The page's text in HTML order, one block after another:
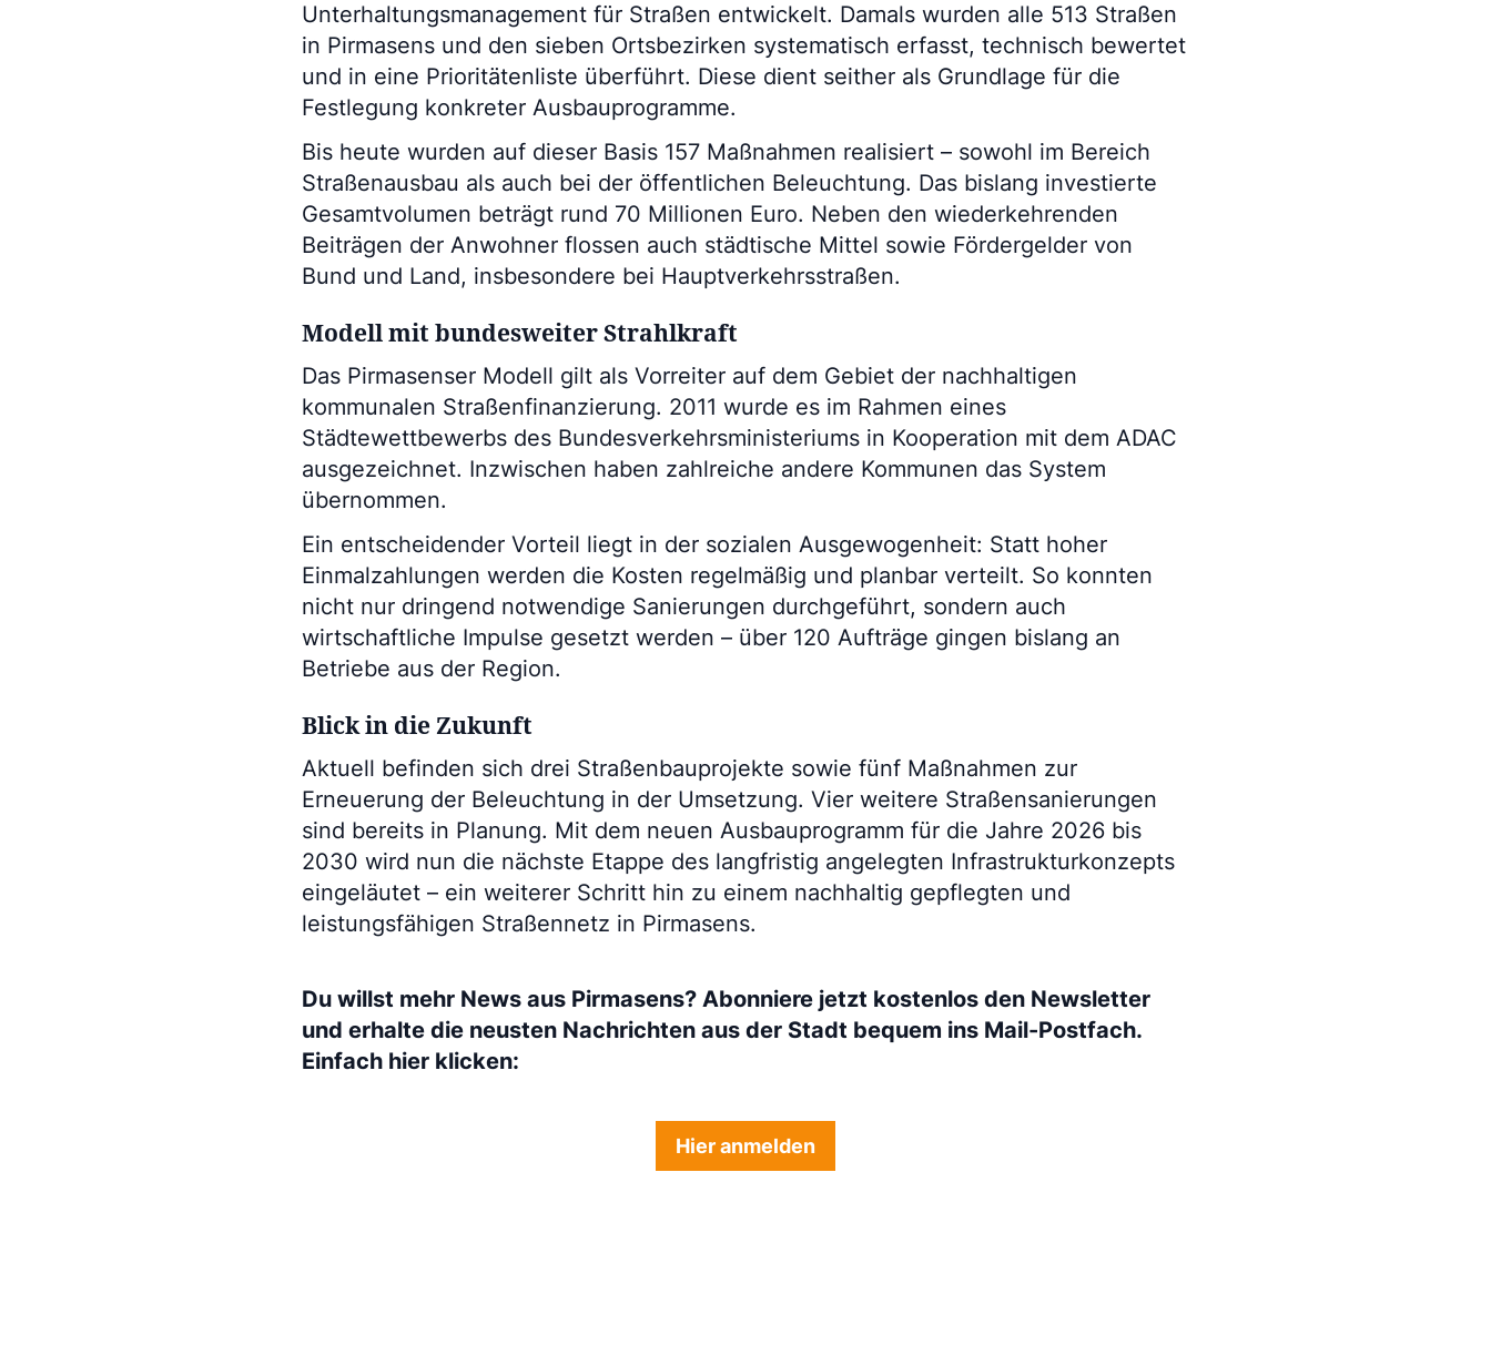
Unterhaltungsmanagement für Straßen entwickelt. Damals wurden alle 513 Straßen
in Pirmasens und den sieben Ortsbezirken systematisch erfasst, technisch bewertet
und in eine Prioritätenliste überführt. Diese dient seither als Grundlage für die
Festlegung konkreter Ausbauprogramme.
Bis heute wurden auf dieser Basis 157 Maßnahmen realisiert – sowohl im Bereich
Straßenausbau als auch bei der öffentlichen Beleuchtung. Das bislang investierte
Gesamtvolumen beträgt rund 70 Millionen Euro. Neben den wiederkehrenden
Beiträgen der Anwohner flossen auch städtische Mittel sowie Fördergelder von
Bund und Land, insbesondere bei Hauptverkehrsstraßen.
Modell mit bundesweiter Strahlkraft
Das Pirmasenser Modell gilt als Vorreiter auf dem Gebiet der nachhaltigen
kommunalen Straßenfinanzierung. 2011 wurde es im Rahmen eines
Städtewettbewerbs des Bundesverkehrsministeriums in Kooperation mit dem ADAC
ausgezeichnet. Inzwischen haben zahlreiche andere Kommunen das System
übernommen.
Ein entscheidender Vorteil liegt in der sozialen Ausgewogenheit: Statt hoher
Einmalzahlungen werden die Kosten regelmäßig und planbar verteilt. So konnten
nicht nur dringend notwendige Sanierungen durchgeführt, sondern auch
wirtschaftliche Impulse gesetzt werden – über 120 Aufträge gingen bislang an
Betriebe aus der Region.
Blick in die Zukunft
Aktuell befinden sich drei Straßenbauprojekte sowie fünf Maßnahmen zur
Erneuerung der Beleuchtung in der Umsetzung. Vier weitere Straßensanierungen
sind bereits in Planung. Mit dem neuen Ausbauprogramm für die Jahre 2026 bis
2030 wird nun die nächste Etappe des langfristig angelegten Infrastrukturkonzepts
eingeläutet – ein weiterer Schritt hin zu einem nachhaltig gepflegten und
leistungsfähigen Straßennetz in Pirmasens.
Du willst mehr News aus Pirmasens? Abonniere jetzt kostenlos den Newsletter
und erhalte die neusten Nachrichten aus der Stadt bequem ins Mail-Postfach.
Einfach hier klicken:
Hier anmelden